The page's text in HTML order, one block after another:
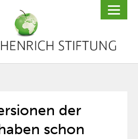
der
schon